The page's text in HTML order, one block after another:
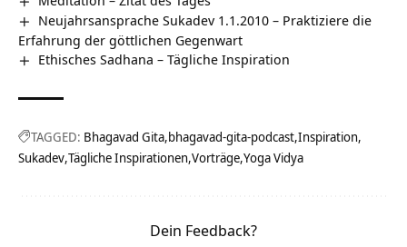
Neujahrsansprache Sukadev 1.1.2010 – Praktiziere die
Erfahrung der göttlichen Gegenwart
Ethisches Sadhana – Tägliche Inspiration
TAGGED: Bhagavad Gita bhagavad-gita-podcast Inspiration
Sukadev Tägliche Inspirationen Vorträge Yoga Vidya
Dein Feedback?